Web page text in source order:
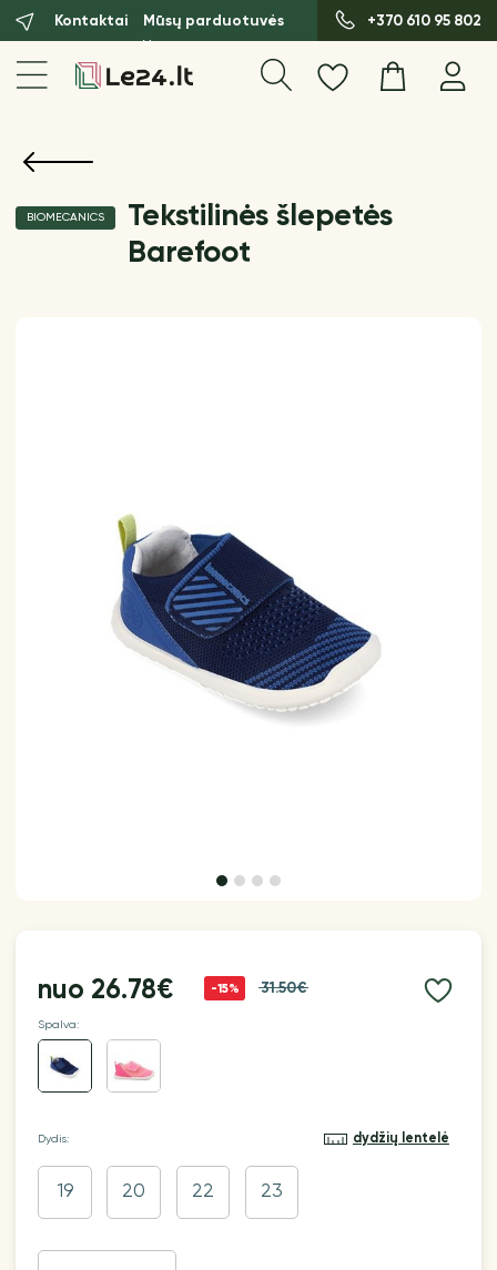
Kontaktai Mūsų parduotuvės +370 610 95 802
BIOMECANICS
Tekstilinės šlepetės
Barefoot
nuo 26.78€ -15% 31.50€
Spalva:
Dydis: dydžių lentelė
19 20 22 23